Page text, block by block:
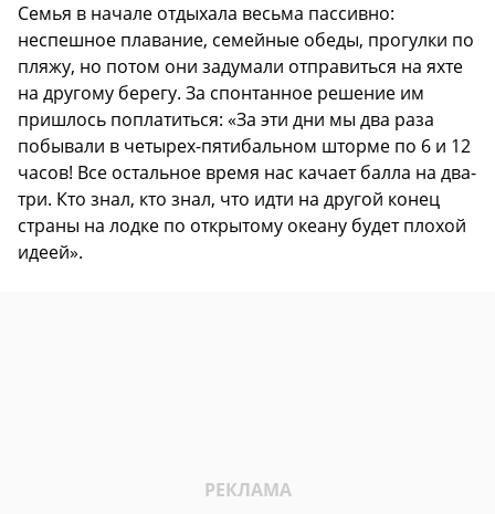
Семья в начале отдыхала весьма пассивно:
неспешное плавание, семейные обеды, прогулки по
пляжу, но потом они задумали отправиться на яхте
на другому берегу. За спонтанное решение им
пришлось поплатиться: «За эти дни мы два раза
побывали в четырех-пятибальном шторме по 6 и 12
часов! Все остальное время нас качает балла на два-
три. Кто знал, кто знал, что идти на другой конец
страны на лодке по открытому океану будет плохой
идеей».